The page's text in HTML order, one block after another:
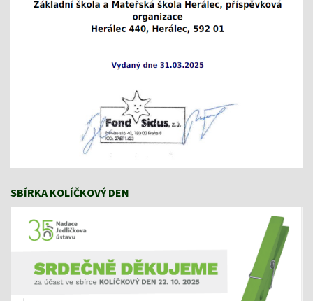
SBÍRKA KOLÍČKOVÝ DEN